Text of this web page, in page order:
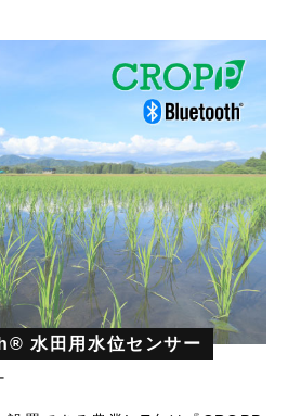
水田用水位センサー